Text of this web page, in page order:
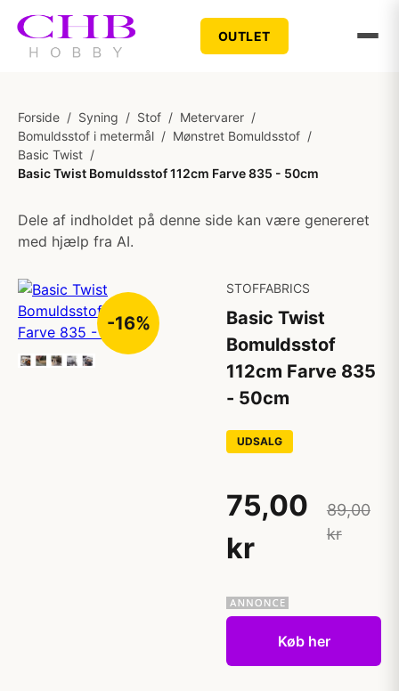
OUTLET
Forside / Syning / Stof / Metervarer /
Bomuldsstof i metermål / Mønstret Bomuldsstof /
Basic Twist /
Basic Twist Bomuldsstof 112cm Farve 835 - 50cm
Dele af indholdet på denne side kan være genereret
med hjælp fra AI.
-16%
STOFFABRICS
Basic Twist
Bomuldsstof
112cm Farve 835
- 50cm
UDSALG
75,00
kr
89,00
kr
Køb her